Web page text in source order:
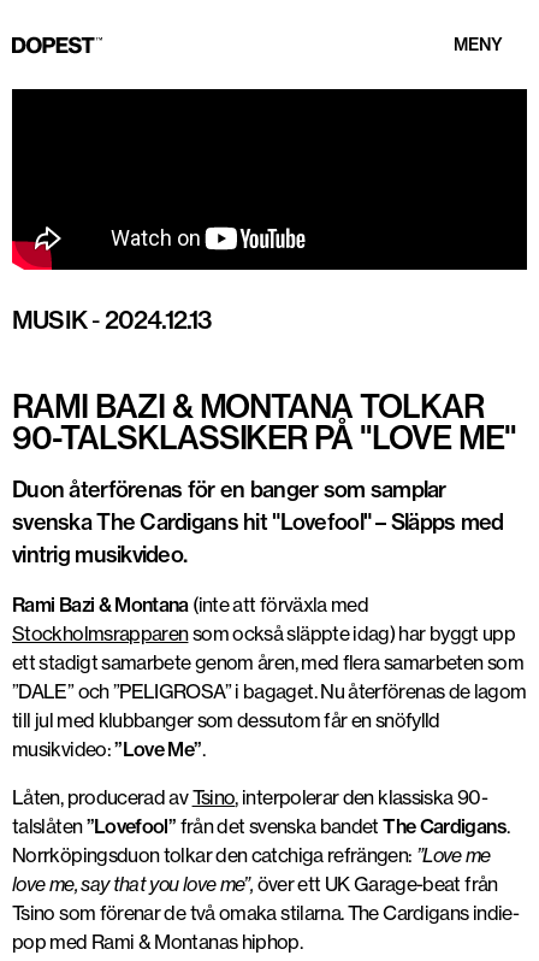
MENY
MUSIK-2024.12.13
RAMI BAZI & MONTANA TOLKAR
90-TALSKLASSIKER PÅ "LOVE ME"
Duon återförenas för en banger som samplar
svenska The Cardigans hit "Lovefool" – Släpps med
vintrig musikvideo.
Rami Bazi & Montana(inte att förväxla med
Stockholmsrapparensom också släppte idag) har byggt upp
ett stadigt samarbete genom åren, med flera samarbeten som
”DALE” och ”PELIGROSA” i bagaget. Nu återförenas de lagom
till jul med klubbanger som dessutom får en snöfylld
musikvideo:”Love Me”.
Låten, producerad avTsino, interpolerar den klassiska 90-
talslåten”Lovefool” från det svenska bandetThe Cardigans.
Norrköpingsduon tolkar den catchiga refrängen: ”Love me
love me, say that you love me”, över ett UK Garage-beat från
Tsino som förenar de två omaka stilarna. The Cardigans indie-
pop med Rami & Montanas hiphop.